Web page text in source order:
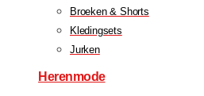
Broeken & Shorts
Kledingsets
Jurken
Herenmode